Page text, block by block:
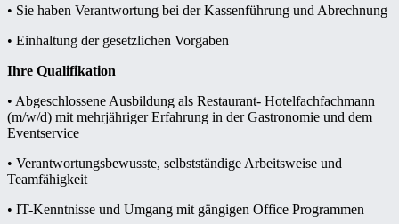
• Sie haben Verantwortung bei der Kassenführung und Abrechnung
• Einhaltung der gesetzlichen Vorgaben
Ihre Qualifikation
• Abgeschlossene Ausbildung als Restaurant- Hotelfachfachmann
(m/w/d) mit mehrjähriger Erfahrung in der Gastronomie und dem
Eventservice
• Verantwortungsbewusste, selbstständige Arbeitsweise und
Teamfähigkeit
• IT-Kenntnisse und Umgang mit gängigen Office Programmen